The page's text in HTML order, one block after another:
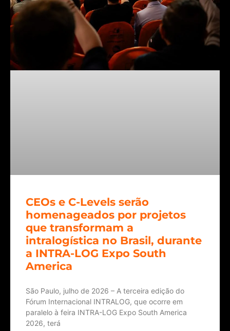
CEOs e C-Levels serão
homenageados por projetos
que transformam a
intralogística no Brasil, durante
a INTRA-LOG Expo South
America
São Paulo, julho de 2026 – A terceira edição do
Fórum Internacional INTRALOG, que ocorre em
paralelo à feira INTRA-LOG Expo South America
2026, terá